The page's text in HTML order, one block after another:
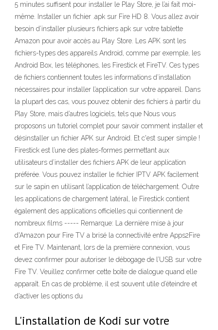
5 minutes suffisent pour installer le Play Store, je l’ai fait moi-
même. Installer un fichier .apk sur Fire HD 8. Vous allez avoir
besoin d’installer plusieurs fichiers apk sur votre tablette
Amazon pour avoir accès au Play Store. Les APK sont les
fichiers-types des appareils Android, comme par exemple, les
Android Box, les téléphones, les Firestick et FireTV. Ces types
de fichiers contiennent toutes les informations d’installation
nécessaires pour installer l’application sur votre appareil. Dans
la plupart des cas, vous pouvez obtenir des fichiers à partir du
Play Store, mais d’autres logiciels, tels que Nous vous
proposons un tutoriel complet pour savoir comment installer et
désinstaller un fichier APK sur Android. Et c'est super simple !
Firestick est l’une des plates-formes permettant aux
utilisateurs d’installer des fichiers APK de leur application
préférée. Vous pouvez installer le fichier IPTV APK facilement
sur le sapin en utilisant l’application de téléchargement. Outre
les applications de chargement latéral, le Firestick contient
également des applications officielles qui contiennent de
nombreux films ----- Remarque: La dernière mise à jour
d'Amazon pour Fire TV a brisé la connectivité entre Apps2Fire
et Fire TV. Maintenant, lors de la première connexion, vous
devez confirmer pour autoriser le débogage de l’USB sur votre
Fire TV. Veuillez confirmer cette boîte de dialogue quand elle
apparaît. En cas de problème, il est souvent utile d’éteindre et
d’activer les options du
L'installation de Kodi sur votre